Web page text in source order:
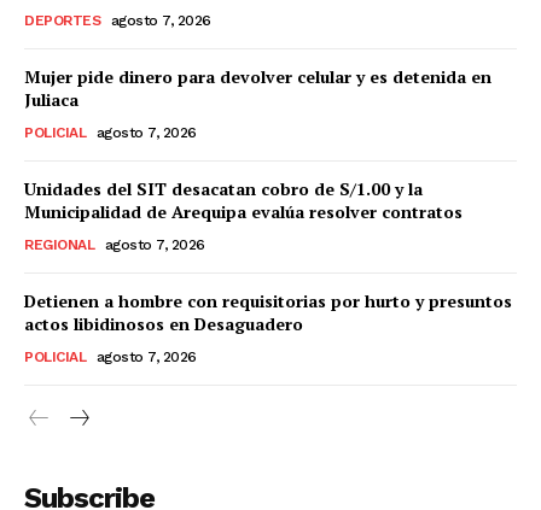
DEPORTES agosto 7, 2026
Mujer pide dinero para devolver celular y es detenida en
Juliaca
POLICIAL agosto 7, 2026
Unidades del SIT desacatan cobro de S/1.00 y la
Municipalidad de Arequipa evalúa resolver contratos
REGIONAL agosto 7, 2026
Detienen a hombre con requisitorias por hurto y presuntos
actos libidinosos en Desaguadero
POLICIAL agosto 7, 2026
Subscribe